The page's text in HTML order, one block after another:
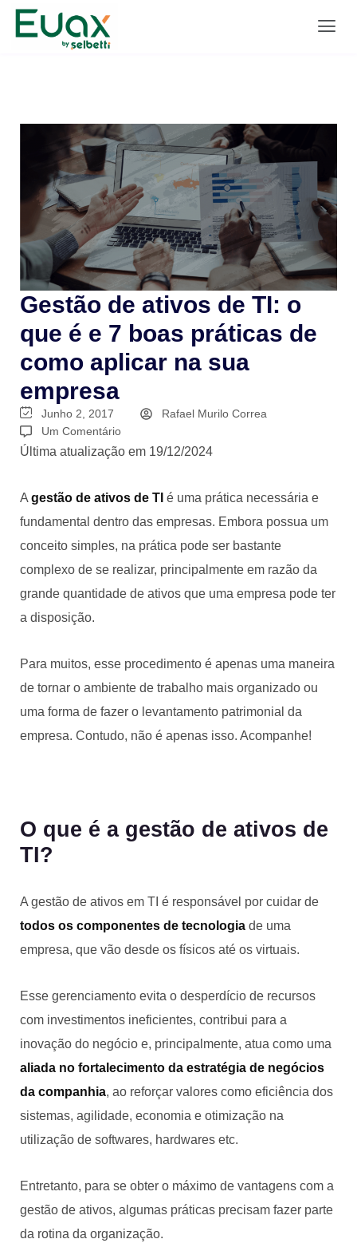
Gestão de ativos de TI: o
que é e 7 boas práticas de
como aplicar na sua
empresa
Junho 2, 2017
Rafael Murilo Correa
Um Comentário
Última atualização em 19/12/2024
A gestão de ativos de TI é uma prática necessária e
fundamental dentro das empresas. Embora possua um
conceito simples, na prática pode ser bastante
complexo de se realizar, principalmente em razão da
grande quantidade de ativos que uma empresa pode ter
a disposição.
Para muitos, esse procedimento é apenas uma maneira
de tornar o ambiente de trabalho mais organizado ou
uma forma de fazer o levantamento patrimonial da
empresa. Contudo, não é apenas isso. Acompanhe!
O que é a gestão de ativos de
TI?
A gestão de ativos em TI é responsável por cuidar de
todos os componentes de tecnologia de uma
empresa, que vão desde os físicos até os virtuais.
Esse gerenciamento evita o desperdício de recursos
com investimentos ineficientes, contribui para a
inovação do negócio e, principalmente, atua como uma
aliada no fortalecimento da estratégia de negócios
da companhia, ao reforçar valores como eficiência dos
sistemas, agilidade, economia e otimização na
utilização de softwares, hardwares etc.
Entretanto, para se obter o máximo de vantagens com a
gestão de ativos, algumas práticas precisam fazer parte
da rotina da organização.